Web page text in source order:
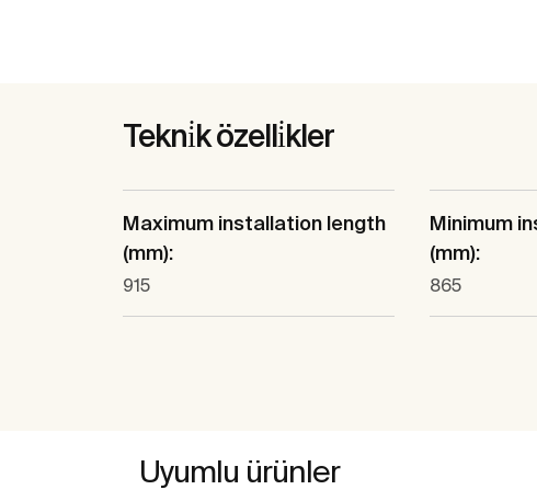
Tekni̇k özelli̇kler
Maximum installation length
(mm):
915
Minimum
(mm):
865
Uyumlu ürünler